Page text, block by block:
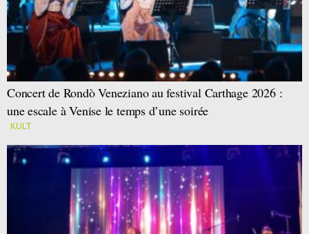
Concert de Rondò Veneziano au festival Carthage 2026 :
une escale à Venise le temps d’une soirée
KULT